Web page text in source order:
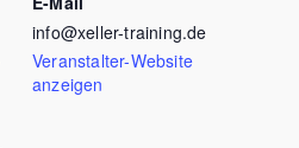
info@xeller-training.de
Veranstalter-Website
anzeigen